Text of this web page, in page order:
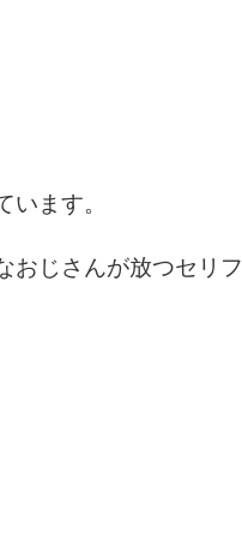
ます。
おじさんが放つセリフ